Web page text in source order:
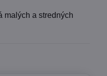
malých a stredných